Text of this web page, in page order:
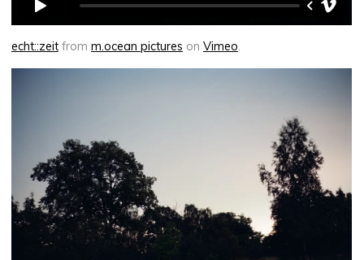
echt::zeit fromm.ocean pictures onVimeo